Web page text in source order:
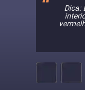
Dica: